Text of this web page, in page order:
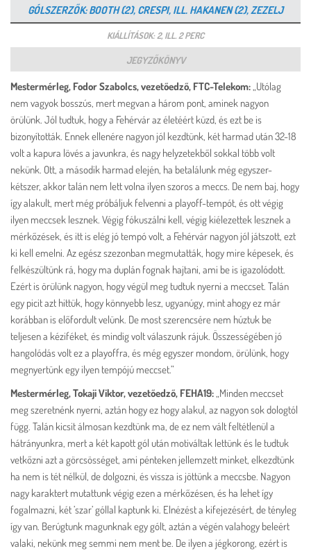
GÓLSZERZŐK: BOOTH (2), CRESPI, ILL. HAKANEN (2), ZEZELJ
KIÁLLÍTÁSOK: 2, ILL. 2 PERC
JEGYZŐKÖNYV
Mestermérleg, Fodor Szabolcs, vezetőedző, FTC-Telekom:„Utólag
nem vagyok bosszús, mert megvan a három pont, aminek nagyon
örülünk. Jól tudtuk, hogy a Fehérvár az életéért küzd, és ezt be is
bizonyították. Ennek ellenére nagyon jól kezdtünk, két harmad után 32-18
volt a kapura lövés a javunkra, és nagy helyzetekből sokkal több volt
nekünk. Ott, a második harmad elején, ha betalálunk még egyszer-
kétszer, akkor talán nem lett volna ilyen szoros a meccs. De nem baj, hogy
így alakult, mert még próbáljuk felvenni a playoff-tempót, és ott végig
ilyen meccsek lesznek. Végig fókuszálni kell, végig kiélezettek lesznek a
mérkőzések, és itt is elég jó tempó volt, a Fehérvár nagyon jól játszott, ezt
ki kell emelni. Az egész szezonban megmutatták, hogy mire képesek, és
felkészültünk rá, hogy ma duplán fognak hajtani, ami be is igazolódott.
Ezért is örülünk nagyon, hogy végül meg tudtuk nyerni a meccset. Talán
egy picit azt hittük, hogy könnyebb lesz, ugyanúgy, mint ahogy ez már
korábban is előfordult velünk. De most szerencsére nem húztuk be
teljesen a kéziféket, és mindig volt válaszunk rájuk. Összességében jó
hangolódás volt ez a playoffra, és még egyszer mondom, örülünk, hogy
megnyertünk egy ilyen tempójú meccset.”
Mestermérleg, Tokaji Viktor, vezetőedző, FEHA19:„Minden meccset
meg szeretnénk nyerni, aztán hogy ez hogy alakul, az nagyon sok dologtól
függ. Talán kicsit álmosan kezdtünk ma, de ez nem vált feltétlenül a
hátrányunkra, mert a két kapott gól után motiváltak lettünk és le tudtuk
vetkőzni azt a görcsösséget, ami pénteken jellemzett minket, elkezdtünk
ha nem is tét nélkül, de dolgozni, és vissza is jöttünk a meccsbe. Nagyon
nagy karaktert mutattunk végig ezen a mérkőzésen, és ha lehet így
fogalmazni, két ’szar’ góllal kaptunk ki. Elnézést a kifejezésért, de tényleg
így van. Berúgtunk magunknak egy gólt, aztán a végén valahogy beleért
valaki, nekünk meg semmi nem ment be. De ilyen a jégkorong, ezért is